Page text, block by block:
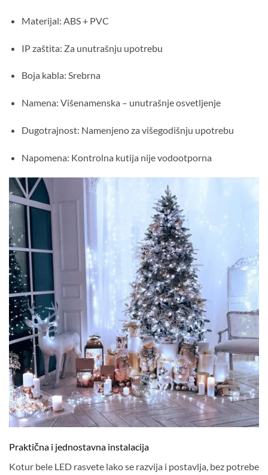
Materijal: ABS + PVC
IP zaštita: Za unutrašnju upotrebu
Boja kabla: Srebrna
Namena: Višenamenska – unutrašnje osvetljenje
Dugotrajnost: Namenjeno za višegodišnju upotrebu
Napomena: Kontrolna kutija nije vodootporna
Praktična i jednostavna instalacija
Kotur bele LED rasvete lako se razvija i postavlja, bez potrebe